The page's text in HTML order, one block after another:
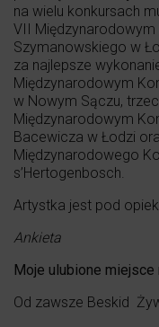
na wielu konkursach
VII Międzynarodowym
Szymanowskiego w
za najlepsze
Międzynarodowym
w Nowym Sączu,
Międzynarodowym
Bacewicza w Łodzi
Międzynarodowego
s’Hertogenbosch.
Artystka jest pod
Ankieta
Moje ulubione miejsce
Od zawsze Beskid